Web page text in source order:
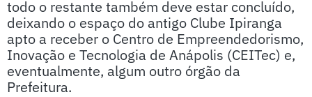
todo o restante também deve estar concluído,
deixando o espaço do antigo Clube Ipiranga
apto a receber o Centro de Empreendedorismo,
Inovação e Tecnologia de Anápolis (CEITec) e,
eventualmente, algum outro órgão da
Prefeitura.